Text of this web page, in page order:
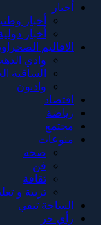
أخبار
أخبار
أخبار
الاقاليم
وادي
الساقية
وادنون
اقتصاد
رياضة
مجتمع
منوعات
صحة
فن
ثقافة
تربية و
الساحة تيفي
رأي حر